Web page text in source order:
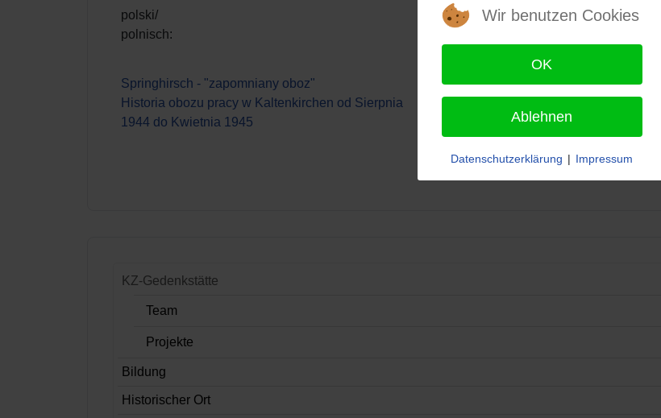
KZ-Gedenkstätte
Team
Projekte
Bildung
Historischer Ort
polski/
polnisch:
francais /
Springhirsch - "zapomniany oboz"
Historia obozu pracy w Kaltenkirchen od Sierpnia
1944 do Kwietnia 1945
Site commémoratif du camp de
Kaltenkirchen à Springhirsch
Wir benutzen Cookies
OK
Ablehnen
Datenschutzerklärung | Impressum